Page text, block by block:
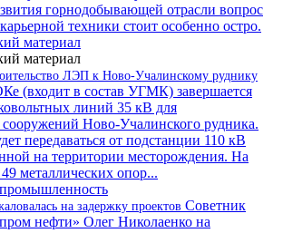
горнодобывающей отрасли вопрос
техники стоит особенно остро.
материал
материал
ЛЭП к Ново-Учалинскому руднику
(входит в состав УГМК) завершается
линий 35 кВ для
сооружений Ново-Учалинского рудника.
передаваться от подстанции 110 кВ
на территории месторождения. На
металлических опор...
на задержку проектов Советник
нефти» Олег Николаенко на